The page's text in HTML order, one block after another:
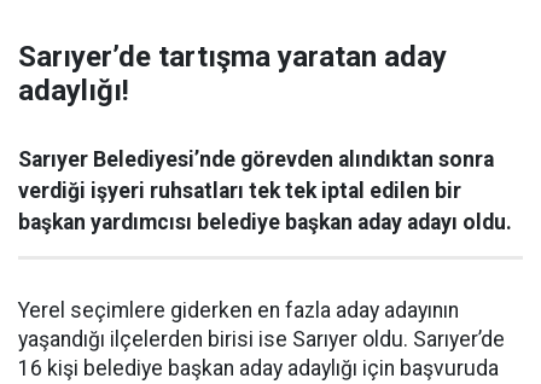
Sarıyer’de tartışma yaratan aday
adaylığı!
Sarıyer Belediyesi’nde görevden alındıktan sonra
verdiği işyeri ruhsatları tek tek iptal edilen bir
başkan yardımcısı belediye başkan aday adayı oldu.
Yerel seçimlere giderken en fazla aday adayının
yaşandığı ilçelerden birisi ise Sarıyer oldu. Sarıyer’de
16 kişi belediye başkan aday adaylığı için başvuruda